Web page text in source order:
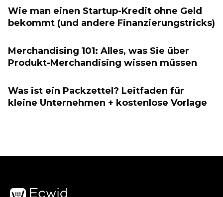
Wie man einen Startup-Kredit ohne Geld
bekommt (und andere Finanzierungstricks)
Merchandising 101: Alles, was Sie über
Produkt-Merchandising wissen müssen
Was ist ein Packzettel? Leitfaden für
kleine Unternehmen + kostenlose Vorlage